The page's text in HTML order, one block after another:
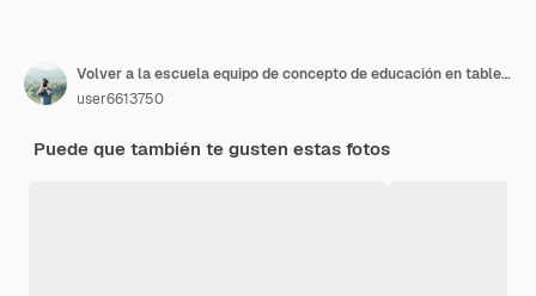
Volver a la escuela equipo de concepto de educación en tablero de color rosa
user6613750
Puede que también te gusten estas fotos